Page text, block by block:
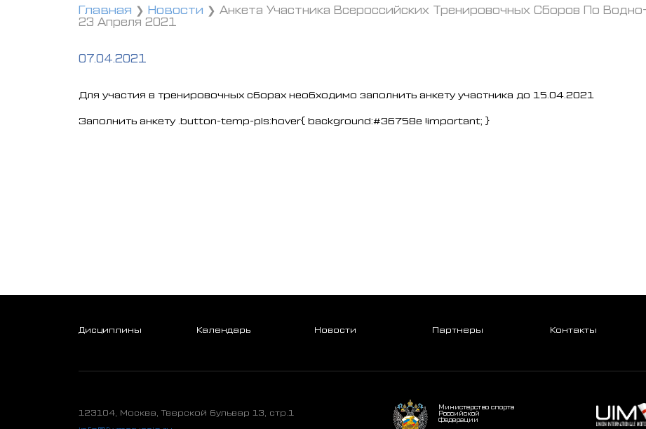
Главная Новости
Анкета Участника Всероссийских Тренировочных Сборов По
23 Апреля 2021
07.04.2021
Для участия в тренировочных сборах необходимо заполнить анкету участника до 15.04.2021
Заполнить анкету .button-temp-pls:hover{ background:#36758e !important; }
Дисциплины Календарь Новости Партнеры Контакты
123104, Москва, Тверской бульвар 13, стр.1
Министерство спорта
Российской
Федерации